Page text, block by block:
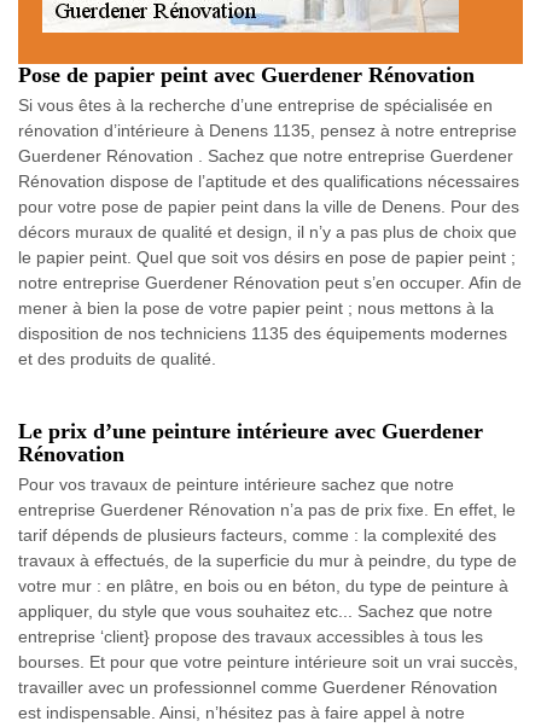
Pose de papier peint avec Guerdener Rénovation
Si vous êtes à la recherche d’une entreprise de spécialisée en
rénovation d’intérieure à Denens 1135, pensez à notre entreprise
Guerdener Rénovation . Sachez que notre entreprise Guerdener
Rénovation dispose de l’aptitude et des qualifications nécessaires
pour votre pose de papier peint dans la ville de Denens. Pour des
décors muraux de qualité et design, il n’y a pas plus de choix que
le papier peint. Quel que soit vos désirs en pose de papier peint ;
notre entreprise Guerdener Rénovation peut s’en occuper. Afin de
mener à bien la pose de votre papier peint ; nous mettons à la
disposition de nos techniciens 1135 des équipements modernes
et des produits de qualité.
Le prix d’une peinture intérieure avec Guerdener
Rénovation
Pour vos travaux de peinture intérieure sachez que notre
entreprise Guerdener Rénovation n’a pas de prix fixe. En effet, le
tarif dépends de plusieurs facteurs, comme : la complexité des
travaux à effectués, de la superficie du mur à peindre, du type de
votre mur : en plâtre, en bois ou en béton, du type de peinture à
appliquer, du style que vous souhaitez etc... Sachez que notre
entreprise ‘client} propose des travaux accessibles à tous les
bourses. Et pour que votre peinture intérieure soit un vrai succès,
travailler avec un professionnel comme Guerdener Rénovation
est indispensable. Ainsi, n’hésitez pas à faire appel à notre